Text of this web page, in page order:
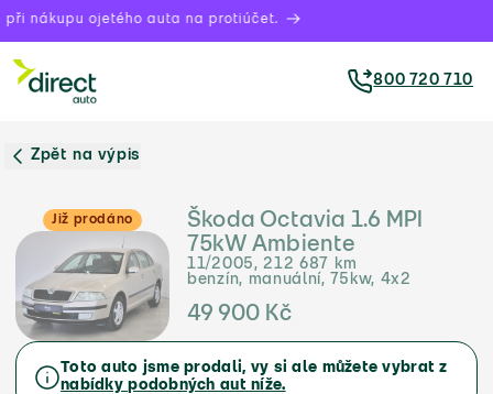
nákupu ojetého auta na protiúčet.
800 720 710
Zpět na výpis
Již prodáno
Škoda Octavia 1.6 MPI
75kW Ambiente
11/2005, 212 687 km
benzín, manuální, 75kw, 4x2
49 900 Kč
Toto auto jsme prodali, vy si ale můžete vybrat z
nabídky podobných aut níže.